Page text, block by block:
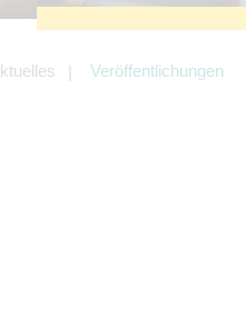
Veröffentlichungen
der
z.B. Facebook und